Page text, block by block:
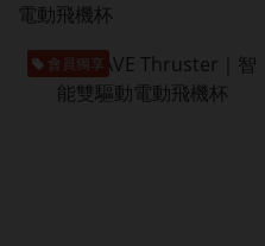
電動飛機杯
會員獨享